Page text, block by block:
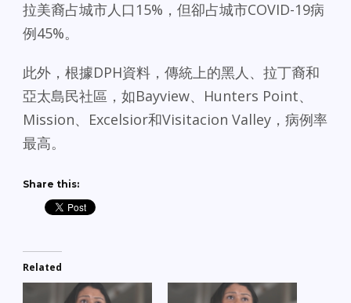
拉美裔占城市人口15%，但卻占城市COVID-19病
例45%。
此外，根據DPH資料，傳統上的黑人、拉丁裔和
亞太島民社區，如Bayview、Hunters Point、
Mission、Excelsior和Visitacion Valley，病例率
最高。
Share this:
Related